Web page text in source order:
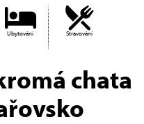
Ubytování Stravování
chata